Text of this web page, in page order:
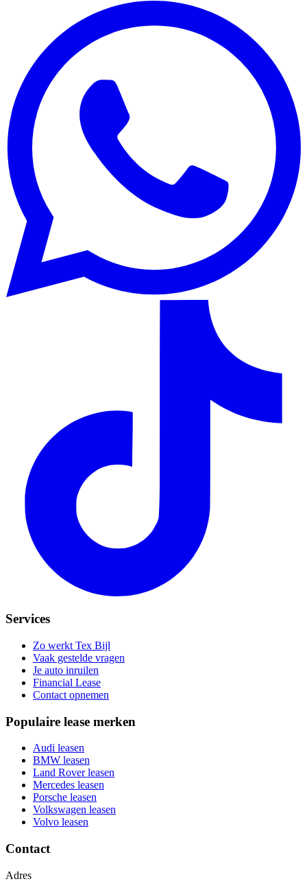
Services
Zo werkt Tex Bijl
Vaak gestelde vragen
Je auto inruilen
Financial Lease
Contact opnemen
Populaire lease merken
Audi leasen
BMW leasen
Land Rover leasen
Mercedes leasen
Porsche leasen
Volkswagen leasen
Volvo leasen
Contact
Adres